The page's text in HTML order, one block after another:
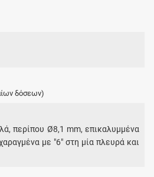
δόσεων)
περίπου Ø8,1 mm, επικαλυμμένα
με "6" στη μία πλευρά και